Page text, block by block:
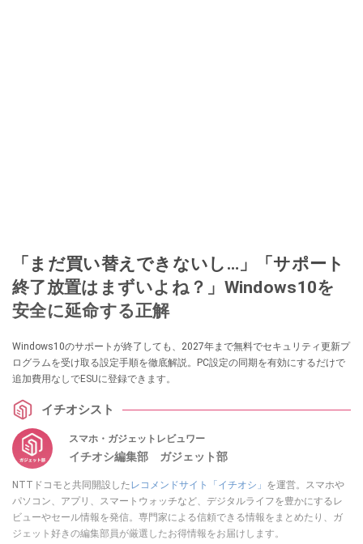
「まだ買い替えできないし…」「サポート
終了放置はまずいよね？」Windows10を
安全に延命する正解
Windows10のサポートが終了しても、2027年まで無料でセキュリティ更新プ
ログラムを受け取る設定手順を徹底解説。PC設定の同期を有効にするだけで
追加費用なしでESUに登録できます。
イチオシスト
スマホ・ガジェットレビュワー
イチオシ編集部 ガジェット部
NTTドコモと共同開設した レコメンドサイト「イチオシ」 を運営。スマホや
パソコン、アプリ、スマートウォッチなど、デジタルライフを豊かにするレ
ビューやセール情報を発信。専門家による信頼できる情報をまとめたり、ガ
ジェット好きの編集部員が厳選したお得情報をお届けします。